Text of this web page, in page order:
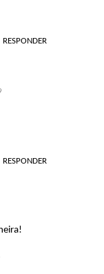
RESPONDER
RESPONDER